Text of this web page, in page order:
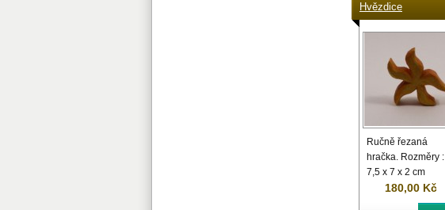
Hvězdice
Ručně řezaná
hračka. Rozměry :
7,5 x 7 x 2 cm
180,00 Kč